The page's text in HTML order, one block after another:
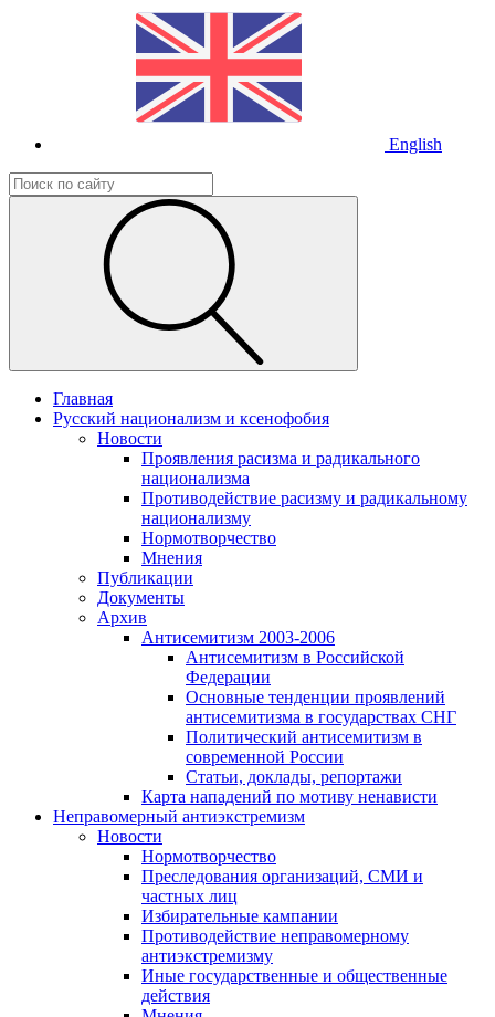
English
Главная
Русский национализм и ксенофобия
Новости
Проявления расизма и радикального
национализма
Противодействие расизму и радикальному
национализму
Нормотворчество
Мнения
Публикации
Документы
Архив
Антисемитизм 2003-2006
Антисемитизм в Российской
Федерации
Основные тенденции проявлений
антисемитизма в государствах СНГ
Политический антисемитизм в
современной России
Статьи, доклады, репортажи
Карта нападений по мотиву ненависти
Неправомерный антиэкстремизм
Новости
Нормотворчество
Преследования организаций, СМИ и
частных лиц
Избирательные кампании
Противодействие неправомерному
антиэкстремизму
Иные государственные и общественные
действия